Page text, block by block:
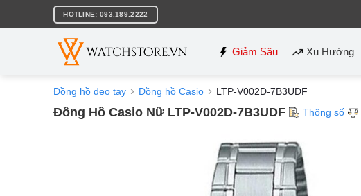
nội
HOTLINE: 093.189.2222
Giảm Sâu Xu Hướng
Đồng hồ đeo tay Đồng hồ Casio LTP-V002D-7B3UDF
Đồng Hồ Casio Nữ LTP-V002D-7B3UDF Thông số